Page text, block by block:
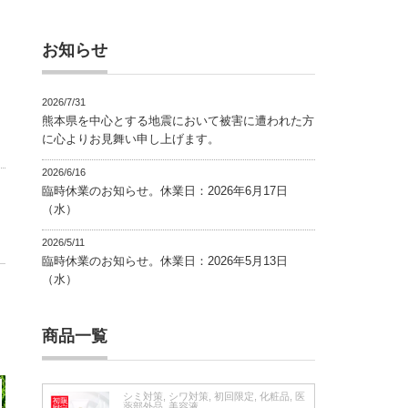
お知らせ
2026/7/31
熊本県を中心とする地震において被害に遭われた方
に心よりお見舞い申し上げます。
2026/6/16
臨時休業のお知らせ。休業日：2026年6月17日
（水）
2026/5/11
臨時休業のお知らせ。休業日：2026年5月13日
（水）
商品一覧
シミ対策 シワ対策 初回限定 化粧品
医